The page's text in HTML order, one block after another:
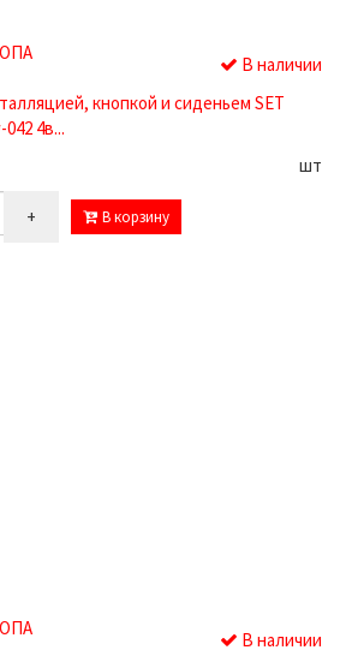
В наличии
кнопкой и сиденьем SET
4в...
шт
+ В корзину
В наличии